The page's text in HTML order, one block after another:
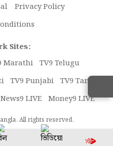
Privacy Policy
Sites:
Marathi TV9 Telugu
TV9 Punjabi TV9 Tamil
News9 LIVE Money9 LIVE
All rights reserved.